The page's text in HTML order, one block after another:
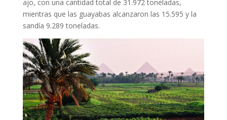
ajo, con una cantidad total de 31.972 toneladas,
mientras que las guayabas alcanzaron las 15.595 y la
sandía 9.289 toneladas.